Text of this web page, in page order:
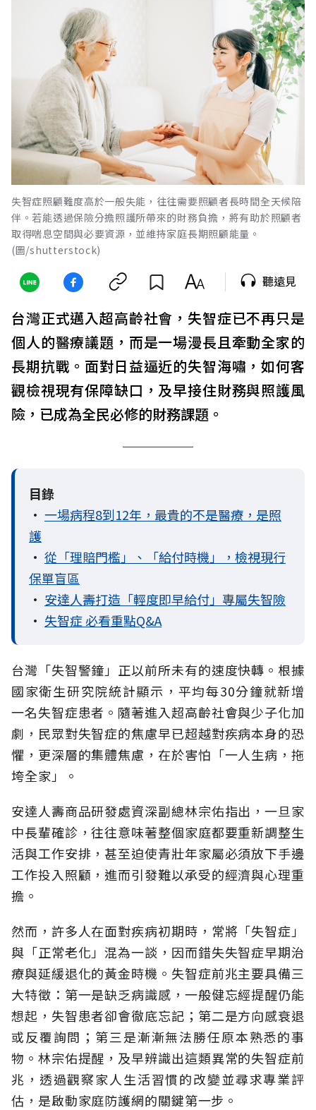
失智症照顧難度高於一般失能，往往需要照顧者長時間全天候陪
伴。若能透過保險分擔照護所帶來的財務負擔，將有助於照顧者
取得喘息空間與必要資源，並維持家庭長期照顧能量。
(圖/shutterstock)
聽遠見
台灣正式邁入超高齡社會，失智症已不再只是
個人的醫療議題，而是一場漫長且牽動全家的
長期抗戰。面對日益逼近的失智海嘯，如何客
觀檢視現有保障缺口，及早接住財務與照護風
險，已成為全民必修的財務課題。
目錄
• 一場病程8到12年，最貴的不是醫療，是照
護
• 從「理賠門檻」、「給付時機」，檢視現行
保單盲區
• 安達人壽打造「輕度即早給付」專屬失智險
• 失智症 必看重點Q&A
台灣「失智警鐘」正以前所未有的速度快轉。根據
國家衛生研究院統計顯示，平均每30分鐘就新增
一名失智症患者。隨著進入超高齡社會與少子化加
劇，民眾對失智症的焦慮早已超越對疾病本身的恐
懼，更深層的集體焦慮，在於害怕「一人生病，拖
垮全家」。
安達人壽商品研發處資深副總林宗佑指出，一旦家
中長輩確診，往往意味著整個家庭都要重新調整生
活與工作安排，甚至迫使青壯年家屬必須放下手邊
工作投入照顧，進而引發難以承受的經濟與心理重
擔。
然而，許多人在面對疾病初期時，常將「失智症」
與「正常老化」混為一談，因而錯失失智症早期治
療與延緩退化的黃金時機。失智症前兆主要具備三
大特徵：第一是缺乏病識感，一般健忘經提醒仍能
想起，失智患者卻會徹底忘記；第二是方向感衰退
或反覆詢問；第三是漸漸無法勝任原本熟悉的事
物。林宗佑提醒，及早辨識出這類異常的失智症前
兆，透過觀察家人生活習慣的改變並尋求專業評
估，是啟動家庭防護網的關鍵第一步。